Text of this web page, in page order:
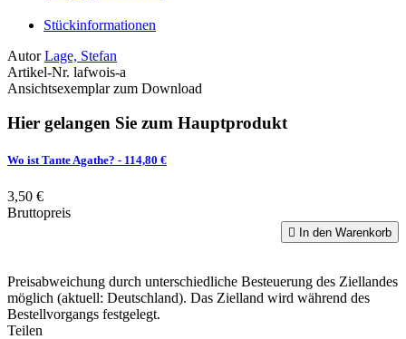
Stückinformationen
Autor Lage, Stefan
Artikel-Nr. lafwois-a
Ansichtsexemplar zum Download
Hier gelangen Sie zum Hauptprodukt
Wo ist Tante Agathe? - 114,80 €
3,50 €
Bruttopreis
 In den Warenkorb
Preisabweichung durch unterschiedliche Besteuerung des Ziellandes
möglich (aktuell: Deutschland). Das Zielland wird während des
Bestellvorgangs festgelegt.
Teilen